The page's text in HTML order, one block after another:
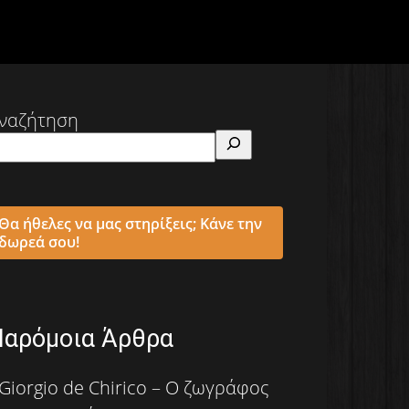
ήθελες να μας στηρίξεις; Κάνε την
σου!
Άρθρα
de Chirico – Ο ζωγράφος